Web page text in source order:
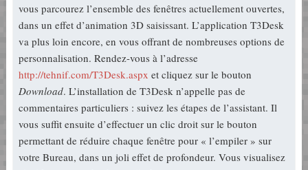
vous parcourez l’ensemble des fenêtres actuellement ouvertes,
dans un effet d’animation 3D saisissant. L’application T3Desk
va plus loin encore, en vous offrant de nombreuses options de
personnalisation. Rendez-vous à l’adresse
http://tehnif.com/T3Desk.aspx et cliquez sur le bouton
Download. L’installation de T3Desk n’appelle pas de
commentaires particuliers : suivez les étapes de l’assistant. Il
vous suffit ensuite d’effectuer un clic droit sur le bouton
permettant de réduire chaque fenêtre pour « l’empiler » sur
votre Bureau, dans un joli effet de profondeur. Vous visualisez